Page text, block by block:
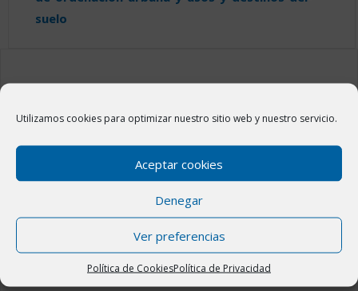
Utilizamos cookies para optimizar nuestro sitio web y nuestro servicio.
Aceptar cookies
Denegar
Ver preferencias
Política de CookiesPolítica de Privacidad
suelo
Fiestas del Rosario 2023
III CICLO DE MÚSICA TEMPLE Y COMPÁS
28 julio, 2023
Bolsa de alquiler o venta de viviendas en Novillas
11 julio, 2023